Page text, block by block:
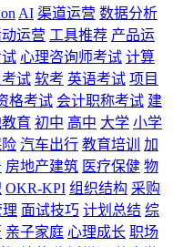
AI 渠道运营 数据分析
运营 工具推荐 产品运
心理咨询师考试 计算
试 软考 英语考试 项目
格考试 会计职称考试 建
育 初中 高中 大学 小学
汽车出行 教育培训
加
房地产建筑 医疗保健 物
OKR-KPI 组织结构 采购
面试技巧 计划总结 综
亲子家庭 心理成长 职场